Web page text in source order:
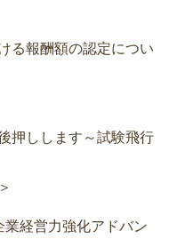
る報酬額の認定につい
押しします～試験飛行
業経営力強化アドバン